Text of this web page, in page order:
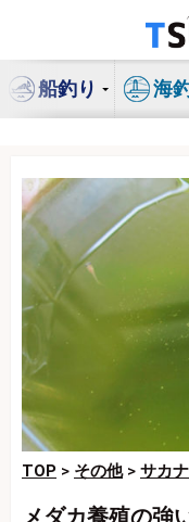
ン
船釣り 海
TOP > その他> サカ